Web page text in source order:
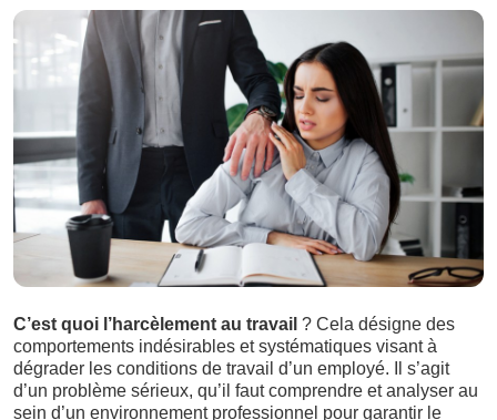
C’est quoi l’harcèlement au travail ? Cela désigne des
comportements indésirables et systématiques visant à
dégrader les conditions de travail d’un employé. Il s’agit
d’un problème sérieux, qu’il faut comprendre et analyser au
sein d’un environnement professionnel pour garantir le